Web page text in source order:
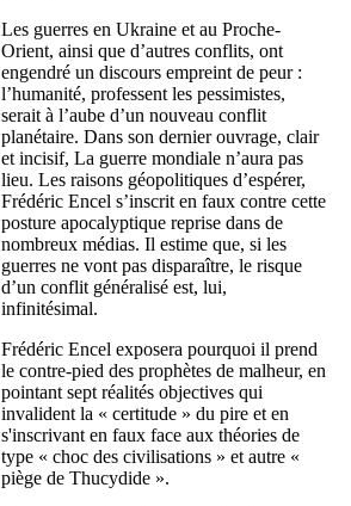
Les guerres en Ukraine et au Proche-
Orient, ainsi que d’autres conflits, ont
engendré un discours empreint de peur :
l’humanité, professent les pessimistes,
serait à l’aube d’un nouveau conflit
planétaire. Dans son dernier ouvrage, clair
et incisif, La guerre mondiale n’aura pas
lieu. Les raisons géopolitiques d’espérer,
Frédéric Encel s’inscrit en faux contre cette
posture apocalyptique reprise dans de
nombreux médias. Il estime que, si les
guerres ne vont pas disparaître, le risque
d’un conflit généralisé est, lui,
infinitésimal.
Frédéric Encel exposera pourquoi il prend
le contre-pied des prophètes de malheur, en
pointant sept réalités objectives qui
invalident la « certitude » du pire et en
s'inscrivant en faux face aux théories de
type « choc des civilisations » et autre «
piège de Thucydide ».